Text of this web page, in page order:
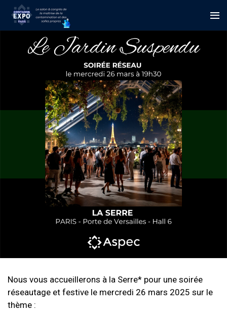
Nous vous accueillerons à la Serre* pour une soirée
réseautage et festive le mercredi 26 mars 2025 sur le
thème :